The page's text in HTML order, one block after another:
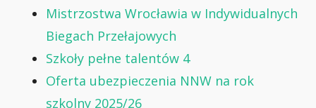
Mistrzostwa Wrocławia w Indywidualnych
Biegach Przełajowych
Szkoły pełne talentów 4
Oferta ubezpieczenia NNW na rok
szkolny 2025/26